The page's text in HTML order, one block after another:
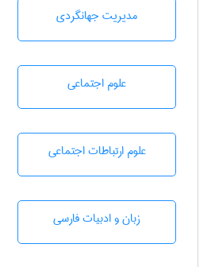
مديريت جهانگردی
علوم اجتماعی
علوم ارتباطات اجتماعی
زبان و ادبيات فارسی